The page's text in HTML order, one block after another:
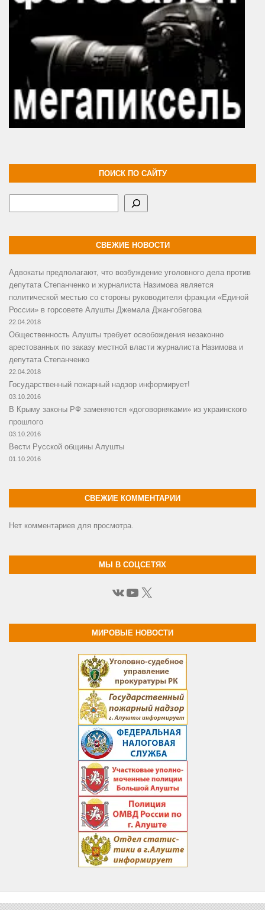
ПОИСК ПО САЙТУ
СВЕЖИЕ НОВОСТИ
Адвокаты предполагают, что возбуждение уголовного дела против
депутата Степанченко и журналиста Назимова является
политической местью со стороны руководителя фракции «Единой
России» в горсовете Алушты Джемала Джангобегова
22.04.2018
Общественность Алушты требует освобождения незаконно
арестованных по заказу местной власти журналиста Назимова и
депутата Степанченко
22.04.2018
Государственный пожарный надзор информирует!
03.10.2016
В Крыму законы РФ заменяются «договорняками» из украинского
прошлого
03.10.2016
Вести Русской общины Алушты
01.10.2016
СВЕЖИЕ КОММЕНТАРИИ
Нет комментариев для просмотра.
МЫ В СОЦСЕТЯХ
ВКонтакте
YouTube
X
МИРОВЫЕ НОВОСТИ